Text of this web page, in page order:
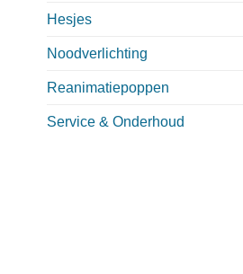
Hesjes
Noodverlichting
Reanimatiepoppen
Service & Onderhoud